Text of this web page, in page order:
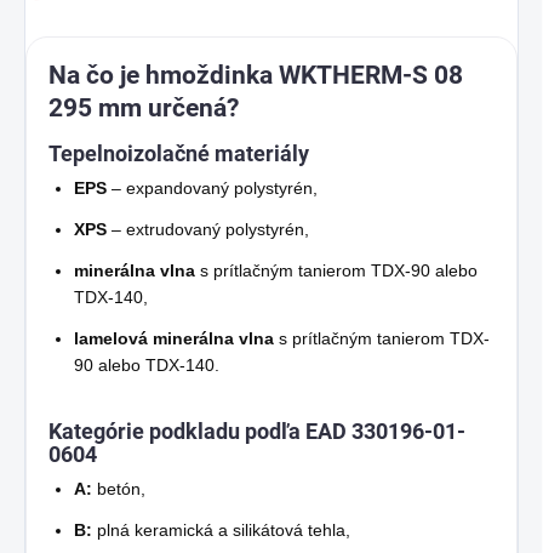
Na čo je hmoždinka WKTHERM-S 08
295 mm určená?
Tepelnoizolačné materiály
EPS – expandovaný polystyrén,
XPS – extrudovaný polystyrén,
minerálna vlna s prítlačným tanierom TDX-90 alebo
TDX-140,
lamelová minerálna vlna s prítlačným tanierom TDX-
90 alebo TDX-140.
Kategórie podkladu podľa EAD 330196-01-
0604
A: betón,
B: plná keramická a silikátová tehla,